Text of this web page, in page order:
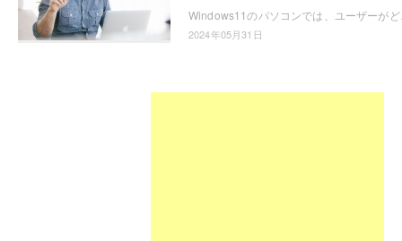
Windows11のパソコンでは、ユー
2024年05月31日